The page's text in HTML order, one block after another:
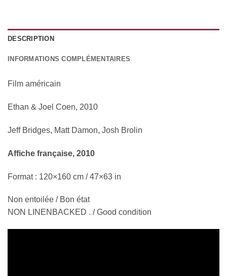
DESCRIPTION
INFORMATIONS COMPLÉMENTAIRES
Film américain
Ethan & Joel Coen, 2010
Jeff Bridges, Matt Damon, Josh Brolin
Affiche française, 2010
Format : 120×160 cm / 47×63 in
Non entoilée / Bon état
NON LINENBACKED . / Good condition